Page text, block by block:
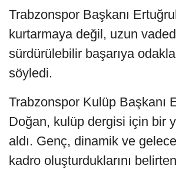
Trabzonspor Başkanı
kurtarmaya değil, uzun
sürdürülebilir başarıya
söyledi.
Trabzonspor Kulüp Başkanı
Doğan, kulüp dergisi için bir
aldı. Genç, dinamik ve
kadro oluşturduklarını